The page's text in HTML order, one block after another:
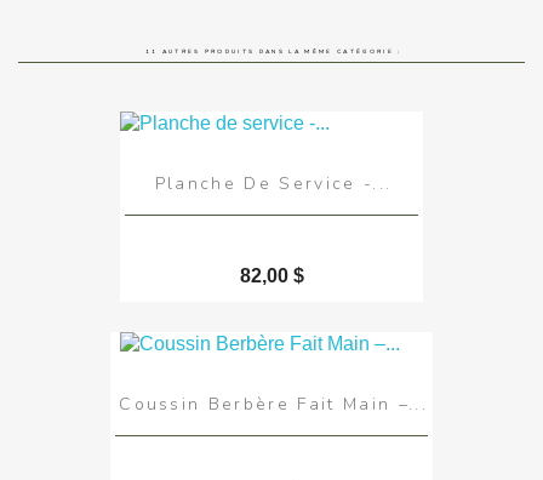
11 AUTRES PRODUITS DANS LA MÊME CATÉGORIE :
Planche De Service -...
82,00 $
Coussin Berbère Fait Main –...